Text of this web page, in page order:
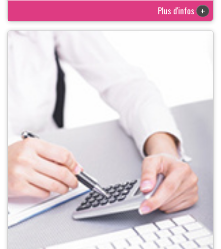
Plus d'infos +